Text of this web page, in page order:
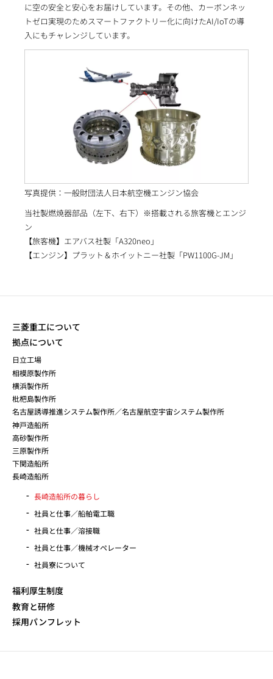
に空の安全と安心をお届けしています。その他、カーボンネッ
トゼロ実現のためスマートファクトリー化に向けたAI/IoTの導
入にもチャレンジしています。
写真提供：一般財団法人日本航空機エンジン協会
当社製燃焼器部品（左下、右下）※搭載される旅客機とエンジ
ン
【旅客機】エアバス社製「A320neo」
【エンジン】プラット＆ホイットニー社製「PW1100G-JM」
三菱重工について
拠点について
日立工場
相模原製作所
横浜製作所
枇杷島製作所
名古屋誘導推進システム製作所／名古屋航空宇宙システム製作所
神戸造船所
高砂製作所
三原製作所
下関造船所
長崎造船所
長崎造船所の暮らし
社員と仕事／船舶電工職
社員と仕事／溶接職
社員と仕事／機械オペレーター
社員寮について
福利厚生制度
教育と研修
採用パンフレット